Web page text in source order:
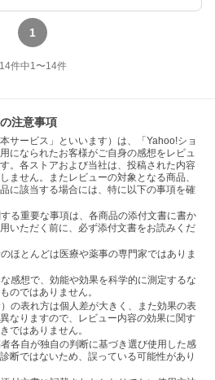
1
14件中1〜14件
注意事項
サービス」といいます）は、「Yahoo!ショ
になられたお客様がご自身の感想をレビュ
。各ストアおよび当社は、投稿された内容
ません。またレビューの対象となる商品、
に該当する場合には、特に以下の事項を確
る重要な事項は、各商品の添付文書に書か
いただく前に、必ず添付文書をお読みくだ
ほとんどは医療や薬事の専門家ではありま
感想で、効能や効果を科学的に測定するな
のではありません。
の表れ方は個人差が大きく、また効果の表
なりますので、レビュー内容の効果に関す
ではありません。
各自が独自の判断に基づき選び使用した感
断ではないため、誤っている可能性があり